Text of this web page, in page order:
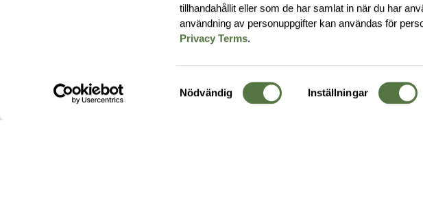
tillhandahållit eller som de har samlat in när du har
användning av personuppgifter kan användas för
Privacy Terms.
Samtyckesval
Nödvändig Inställningar